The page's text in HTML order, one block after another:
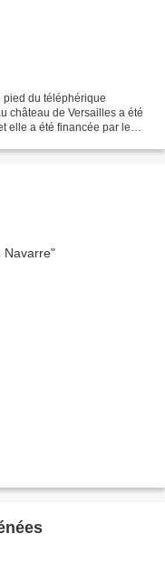
pied du téléphérique
château de Versailles a été
elle a été financée par le